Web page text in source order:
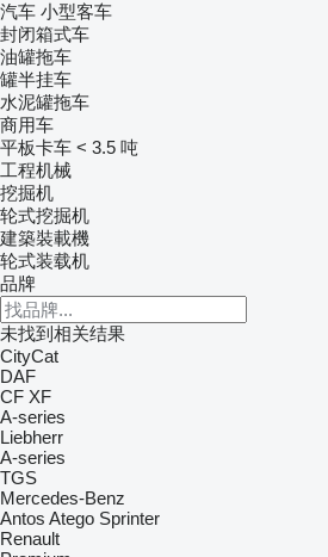
汽车 小型客车
封闭箱式车
油罐拖车
罐半挂车
水泥罐拖车
商用车
平板卡车 < 3.5 吨
工程机械
挖掘机
轮式挖掘机
建築裝載機
轮式装载机
品牌
未找到相关结果
CityCat
DAF
CF XF
A-series
Liebherr
A-series
TGS
Mercedes-Benz
Antos Atego Sprinter
Renault